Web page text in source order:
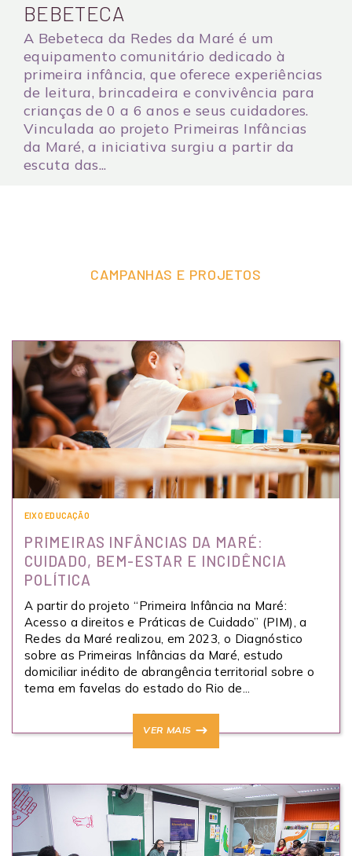
BEBETECA
A Bebeteca da Redes da Maré é um
equipamento comunitário dedicado à
primeira infância, que oferece experiências
de leitura, brincadeira e convivência para
crianças de 0 a 6 anos e seus cuidadores.
Vinculada ao projeto Primeiras Infâncias
da Maré, a iniciativa surgiu a partir da
escuta das...
CAMPANHAS E PROJETOS
EIXO EDUCAÇÃO
PRIMEIRAS INFÂNCIAS DA MARÉ:
CUIDADO, BEM-ESTAR E INCIDÊNCIA
POLÍTICA
A partir do projeto “Primeira Infância na Maré:
Acesso a direitos e Práticas de Cuidado” (PIM), a
Redes da Maré realizou, em 2023, o Diagnóstico
sobre as Primeiras Infâncias da Maré, estudo
domiciliar inédito de abrangência territorial sobre o
tema em favelas do estado do Rio de...
VER MAIS